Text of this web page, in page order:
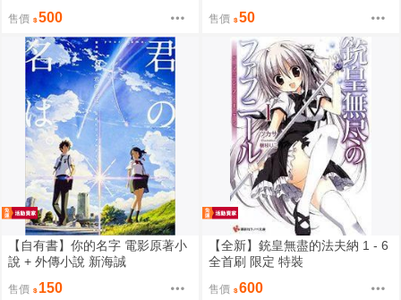
售價 500 售價 50
【自有書】你的名字 電影原著小
說 + 外傳小說 新海誠
售價 150
【全新】銃皇無盡的法夫納 1 - 6
全首刷 限定 特裝
售價 600